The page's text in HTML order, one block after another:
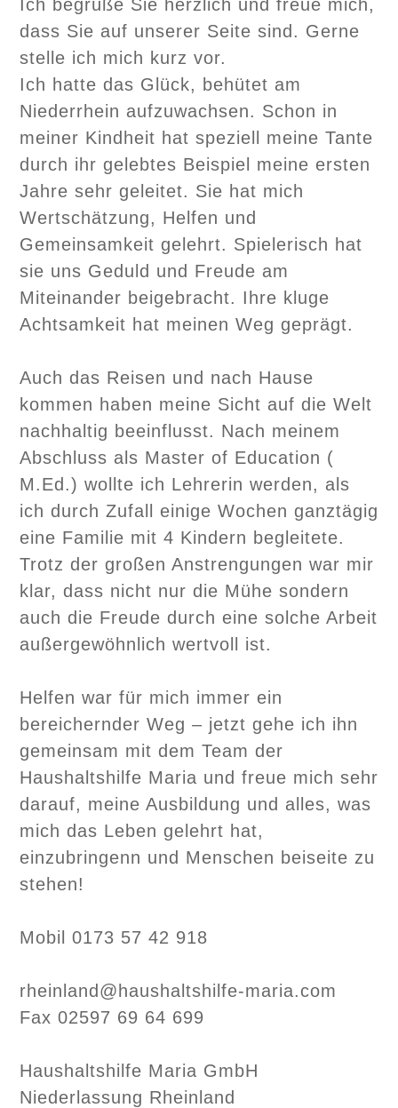
Ich begrüße Sie herzlich und freue mich,
dass Sie auf unserer Seite sind. Gerne
stelle ich mich kurz vor.
Ich hatte das Glück, behütet am
Niederrhein aufzuwachsen. Schon in
meiner Kindheit hat speziell meine Tante
durch ihr gelebtes Beispiel meine ersten
Jahre sehr geleitet. Sie hat mich
Wertschätzung, Helfen und
Gemeinsamkeit gelehrt. Spielerisch hat
sie uns Geduld und Freude am
Miteinander beigebracht. Ihre kluge
Achtsamkeit hat meinen Weg geprägt.
Auch das Reisen und nach Hause
kommen haben meine Sicht auf die Welt
nachhaltig beeinflusst. Nach meinem
Abschluss als Master of Education (
M.Ed.) wollte ich Lehrerin werden, als
ich durch Zufall einige Wochen ganztägig
eine Familie mit 4 Kindern begleitete.
Trotz der großen Anstrengungen war mir
klar, dass nicht nur die Mühe sondern
auch die Freude durch eine solche Arbeit
außergewöhnlich wertvoll ist.
Helfen war für mich immer ein
bereichernder Weg – jetzt gehe ich ihn
gemeinsam mit dem Team der
Haushaltshilfe Maria und freue mich sehr
darauf, meine Ausbildung und alles, was
mich das Leben gelehrt hat,
einzubringenn und Menschen beiseite zu
stehen!
Mobil 0173 57 42 918
rheinland@haushaltshilfe-maria.com
Fax 02597 69 64 699
Haushaltshilfe Maria GmbH
Niederlassung Rheinland